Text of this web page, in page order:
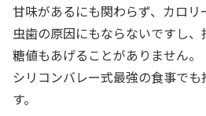
甘味があるにも関わらず、カロリ
虫歯の原因にもならないですし
糖値もあげることがありません。
シリコンバレー式最強の食事で
す。